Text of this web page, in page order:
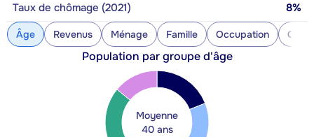
Taux de chômage (2021) 8%
Âge Revenus Ménage Famille Occupation
Population par groupe d'âge
Moyenne
40 ans